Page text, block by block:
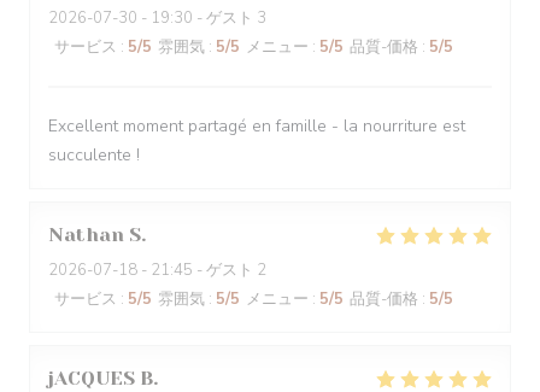
2026-07-30 - 19:30 - ゲスト 3
サービス : 5/5 雰囲気 : 5/5 メニュー : 5/5 品質-価格 : 5/5
Excellent moment partagé en famille - la nourriture est
succulente !
Nathan S
2026-07-18 - 21:45 - ゲスト 2
サービス : 5/5 雰囲気 : 5/5 メニュー : 5/5 品質-価格 : 5/5
jACQUES B